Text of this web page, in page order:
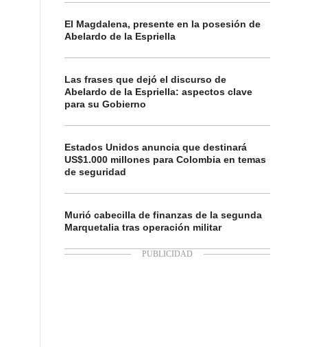
El Magdalena, presente en la posesión de
Abelardo de la Espriella
Las frases que dejó el discurso de
Abelardo de la Espriella: aspectos clave
para su Gobierno
Estados Unidos anuncia que destinará
US$1.000 millones para Colombia en temas
de seguridad
Murió cabecilla de finanzas de la segunda
Marquetalia tras operación militar